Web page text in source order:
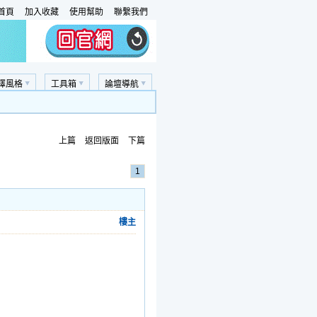
頁 加入收藏 使用幫助 聯繫我們
論壇導航
工具箱
風格
上篇 返回版面 下篇
1
樓主